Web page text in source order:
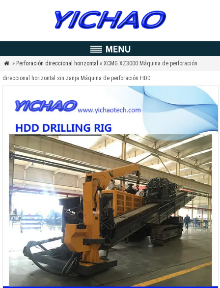
 » Perforación direccional horizontal » XCMG XZ3000 Máquina de perforación
direccional horizontal sin zanja Máquina de perforación HDD